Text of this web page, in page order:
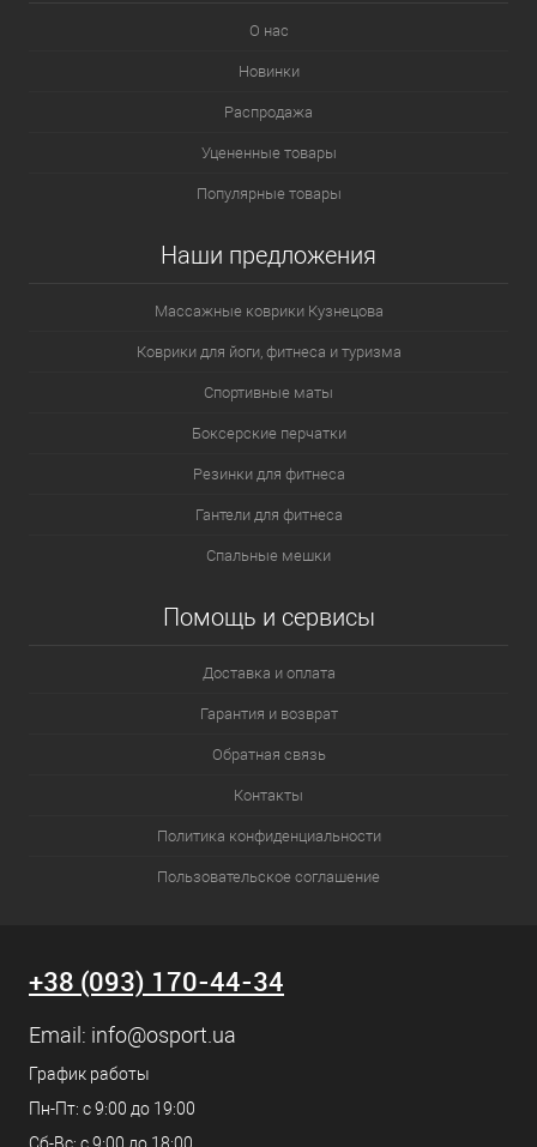
О нас
Новинки
Распродажа
Уцененные товары
Популярные товары
Наши предложения
Массажные коврики Кузнецова
Коврики для йоги, фитнеса и туризма
Спортивные маты
Боксерские перчатки
Резинки для фитнеса
Гантели для фитнеса
Спальные мешки
Помощь и сервисы
Доставка и оплата
Гарантия и возврат
Обратная связь
Контакты
Политика конфиденциальности
Пользовательское соглашение
+38 (093) 170-44-34
Email: info@osport.ua
График работы
Пн-Пт: с 9:00 до 19:00